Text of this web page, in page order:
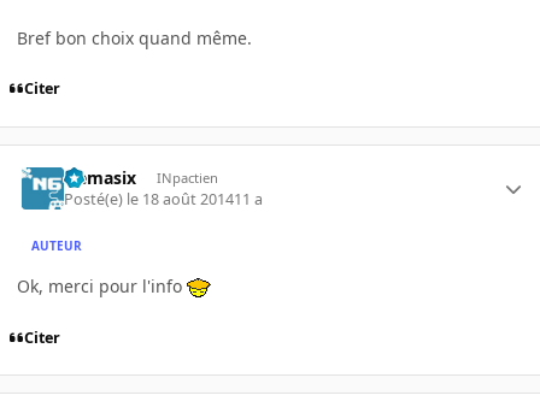
Bref bon choix quand même.
Citer
Nemasix INpactien
Posté(e) le 18 août 201411 a
AUTEUR
Ok, merci pour l'info
Citer